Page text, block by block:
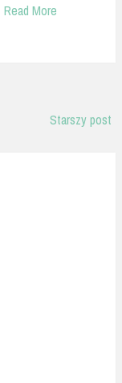
Read More
Starszy post